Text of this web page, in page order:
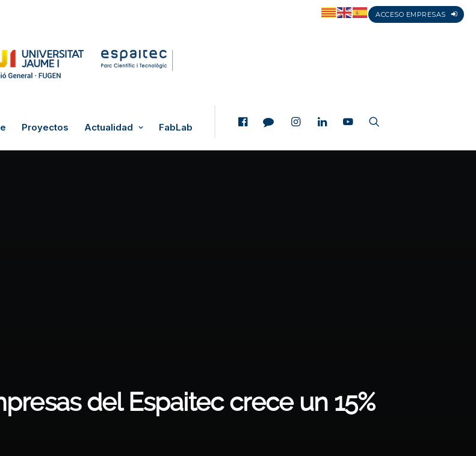
ACCESO EMPRESAS
Proyectos Actualidad FabLab
del Espaitec crece un 15%